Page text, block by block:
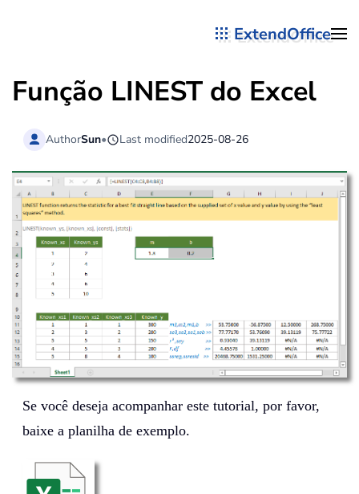
ExtendOffice
Função LINEST do Excel
AuthorSun• Last modified2025-08-26
Se você deseja acompanhar este tutorial, por favor,
baixe a planilha de exemplo.